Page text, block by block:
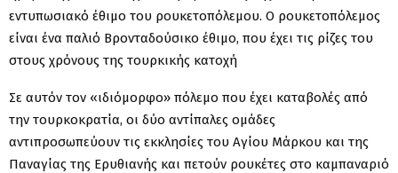
εντυπωσιακό έθιμο του ρουκετοπόλεμου. Ο ρουκετοπόλεμος
είναι ένα παλιό Βρονταδούσικο έθιμο, που έχει τις ρίζες του
στους χρόνους της τουρκικής κατοχή
Σε αυτόν τον «ιδιόμορφο» πόλεμο που έχει καταβολές από
την τουρκοκρατία, οι δύο αντίπαλες ομάδες
αντιπροσωπεύουν τις εκκλησίες του Αγίου Μάρκου και της
Παναγίας της Ερυθιανής και πετούν ρουκέτες στο καμπαναριό